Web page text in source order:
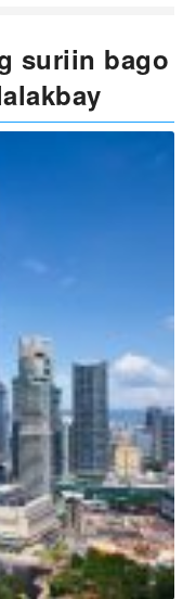
suriin bago